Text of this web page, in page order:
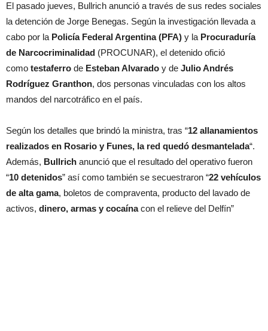
El pasado jueves, Bullrich anunció a través de sus redes sociales
la detención de Jorge Benegas. Según la investigación llevada a
cabo por la Policía Federal Argentina (PFA) y la Procuraduría
de Narcocriminalidad (PROCUNAR), el detenido ofició
como testaferro de Esteban Alvarado y de Julio Andrés
Rodríguez Granthon, dos personas vinculadas con los altos
mandos del narcotráfico en el país.
Según los detalles que brindó la ministra, tras “12 allanamientos
realizados en Rosario y Funes, la red quedó desmantelada“.
Además, Bullrich anunció que el resultado del operativo fueron
“10 detenidos” así como también se secuestraron “22 vehículos
de alta gama, boletos de compraventa, producto del lavado de
activos, dinero, armas y cocaínacon el relieve del Delfín”